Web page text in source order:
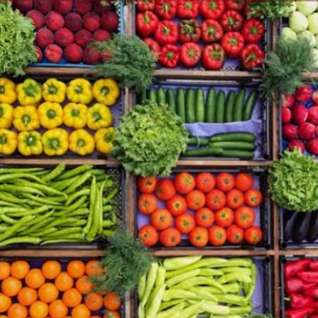
إلهام شرشر تكتب: دي مبقتش كورة..
دي سياسة
الكاتبة إلهام شرشر تهنئ الرئيس
السيسي بعيد ميلاده وتُشيد بجهوده
في بناء الدولة